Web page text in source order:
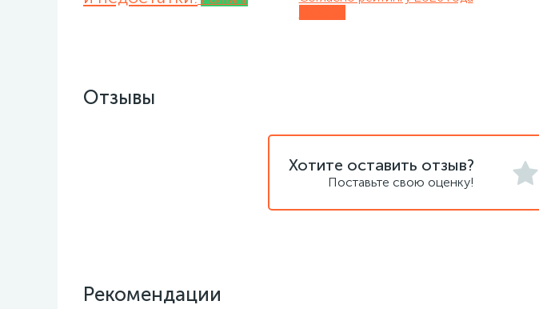
Отзывы
Хотите оставить отзыв?
Поставьте свою оценку!
Рекомендации